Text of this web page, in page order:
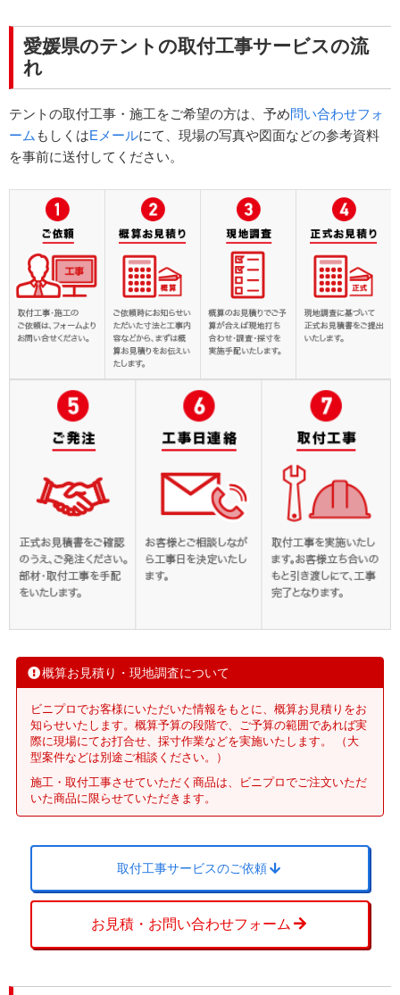
愛媛県のテントの取付工事サービスの流
れ
テントの取付工事・施工をご希望の方は、予め問い合わせフォ
ーム もしくはEメールにて、現場の写真や図面などの参考資料
を事前に送付してください。
概算お見積り・現地調査について
ビニプロでお客様にいただいた情報をもとに、概算お見積りをお
知らせいたします。概算予算の段階で、ご予算の範囲であれば実
際に現場にてお打合せ、採寸作業などを実施いたします。 （大
型案件などは別途ご相談ください。）
施工・取付工事させていただく商品は、ビニプロでご注文いただ
いた商品に限らせていただきます。
取付工事サービスのご依頼
お見積・お問い合わせフォーム